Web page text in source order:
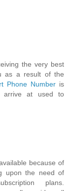
the very best
as a result of the
Phone Numberis
arrive at used to
because of
upon the need of
plans.